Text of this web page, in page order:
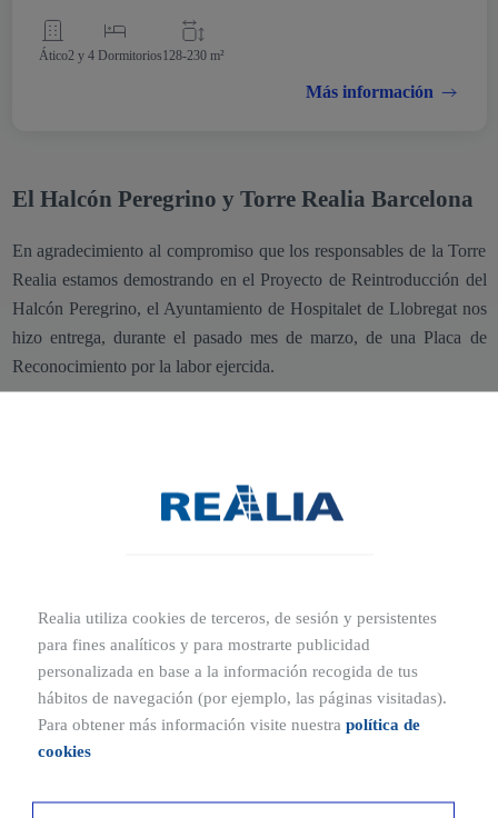
Ático2 y 4 Dormitorios128-230 m²
Más información
El Halcón Peregrino y Torre Realia Barcelona
En agradecimiento al compromiso que los responsables de la Torre
Realia estamos demostrando en el Proyecto de Reintroducción del
Halcón Peregrino, el Ayuntamiento de Hospitalet de Llobregat nos
hizo entrega, durante el pasado mes de marzo, de una Placa de
Reconocimiento por la labor ejercida.
resultó ser de gran ayuda, ya que, como resultado, en el año 2013
Este momento único marcaba un antes y un después en el proyecto,
puesto que la labor que con tanta implicación estábamos llevando a
cabo desde el equipo de Torre Realia Barcelona, daba sus primeros
frutos.
Desde entonces, el nido ha servido como refugio a varias parejas de
Realia utiliza cookies de terceros, de sesión y persistentes
para fines analíticos y para mostrarte publicidad
personalizada en base a la información recogida de tus
hábitos de navegación (por ejemplo, las páginas visitadas).
Para obtener más información visite nuestra política de
cookies